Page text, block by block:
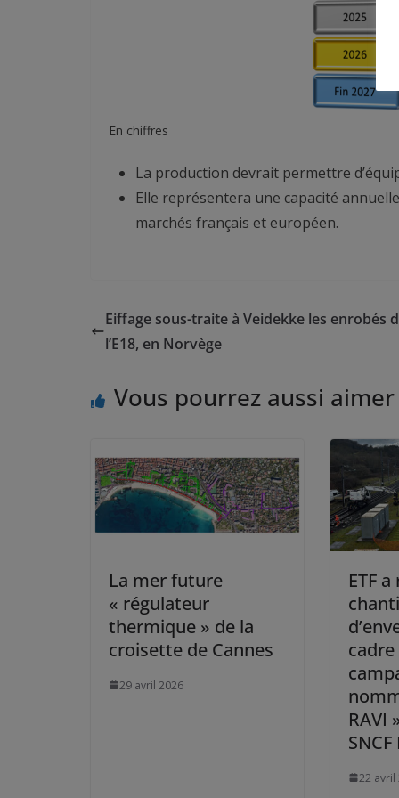
En chiffres
La production devrait permettre
Elle représentera une capacité
marchés français et européen.
Eiffage sous-traite à Veidekke les enrobés
l’E18, en Norvège
Vous pourrez aussi aimer
La mer future
« régulateur
thermique » de la
croisette de Cannes
29 avril 2026
ETF
cadre
RAVI
22 avril